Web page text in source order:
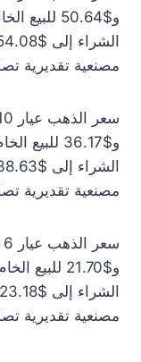
و$50.64
مصنعية تقديرية تصل
و$36.17
مصنعية تقديرية تصل
و$21.70
مصنعية تقديرية تصل